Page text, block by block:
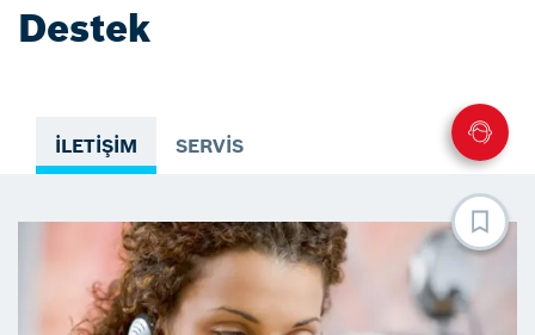
Destek
İLETIŞIM SERVIS